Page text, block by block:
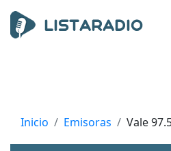
Inicio Emisoras Vale